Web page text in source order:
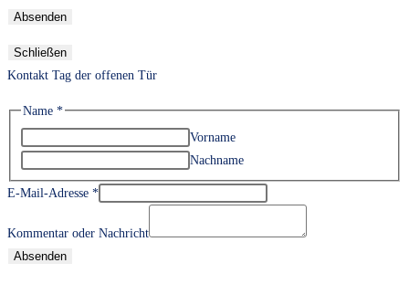
Absenden
Schließen
Kontakt Tag der offenen Tür
Name *
Vorname
Nachname
E-Mail-Adresse *
Kommentar oder Nachricht
Absenden